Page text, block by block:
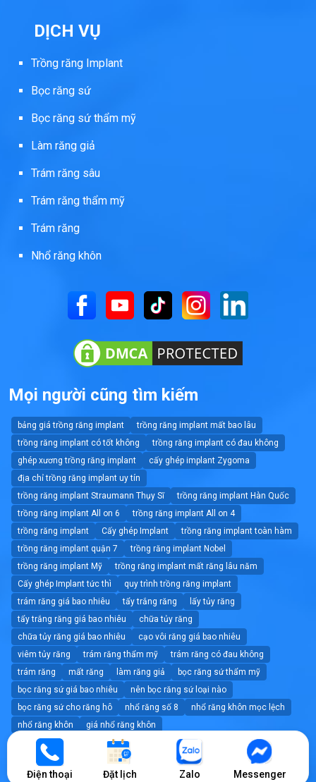
Điện thoại Đặt lịch Zalo Messenger
DỊCH VỤ
Trồng răng Implant
Bọc răng sứ
Bọc răng sứ thẩm mỹ
Làm răng giả
Trám răng sâu
Trám răng thẩm mỹ
Trám răng
Nhổ răng khôn
Mọi người cũng tìm kiếm
bảng giá trồng răng implant
trồng răng implant mất bao lâu
trồng răng implant có tốt không
trồng răng implant có đau không
ghép xương trồng răng implant
cấy ghép implant Zygoma
địa chỉ trồng răng implant uy tín
trồng răng implant Straumann Thụy Sĩ
trồng răng implant Hàn Quốc
trồng răng implant All on 6
trồng răng implant All on 4
trồng răng implant
Cấy ghép Implant
trồng răng implant toàn hàm
trồng răng implant quận 7
trồng răng implant Nobel
trồng răng implant Mỹ
trồng răng implant mất răng lâu năm
Cấy ghép Implant tức thì
quy trình trồng răng implant
trám răng giá bao nhiêu
tẩy trắng răng
lấy tủy răng
tẩy trắng răng giá bao nhiêu
chữa tủy răng
chữa tủy răng giá bao nhiêu
cạo vôi răng giá bao nhiêu
viêm tủy răng
trám răng thẩm mỹ
trám răng có đau không
trám răng
mất răng làm răng giả
bọc răng sứ thẩm mỹ
bọc răng sứ giá bao nhiêu
nên bọc răng sứ loại nào
bọc răng sứ cho răng hô
nhổ răng số 8
nhổ răng khôn mọc lệch
nhổ răng khôn
giá nhổ răng khôn
nhổ răng không đau tốt nhất tphcm
nhổ răng
dán sứ veneer giá bao nhiêu
dán sứ veneer